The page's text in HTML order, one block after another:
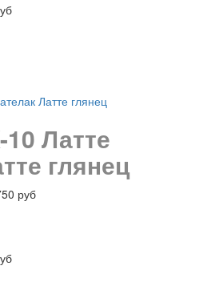
Латте
глянец
руб